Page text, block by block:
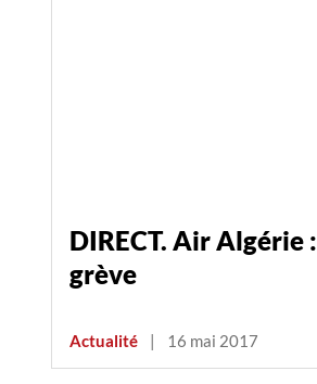
DIRECT. Air Algérie
grève
Actualité | 16 mai 2017